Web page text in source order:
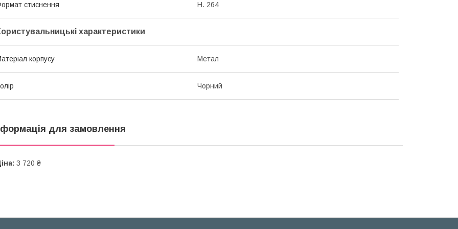
стиснення H. 264
характеристики
корпусу Метал
Чорний
для замовлення
3 720 ₴